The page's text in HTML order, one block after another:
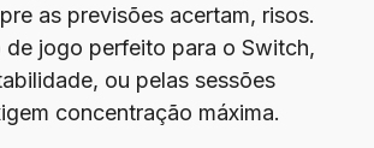
as previsões acertam, risos.
de jogo perfeito para o Switch,
ou pelas sessões
concentração máxima.